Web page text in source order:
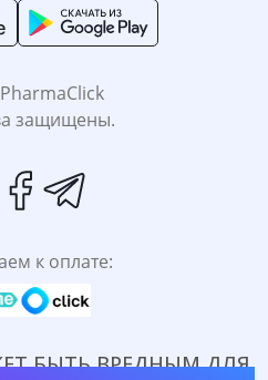
защищены.
к оплате:
БЫТЬ ВРЕДНЫМ ДЛЯ